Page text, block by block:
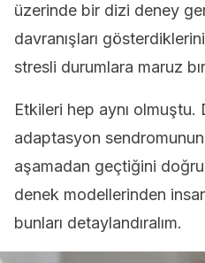
üzerinde bir dizi deney
davranışları
stresli durumlara maruz
Etkileri hep aynı olmuştu.
adaptasyon
aşamadan geçtiğini
denek modellerinden
bunları detaylandıralım.